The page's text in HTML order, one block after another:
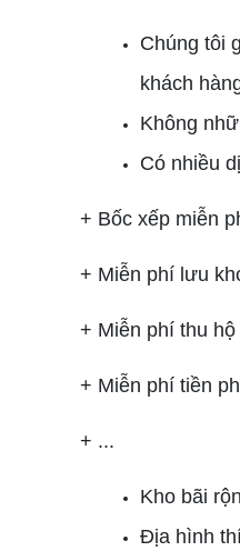
Chúng tôi
khách
Không
Có nhiều
+ Bốc xếp miễn
+ Miễn phí lưu
+ Miễn phí thu
+ Miễn phí tiền
+ ...
Kho bãi
Địa hình